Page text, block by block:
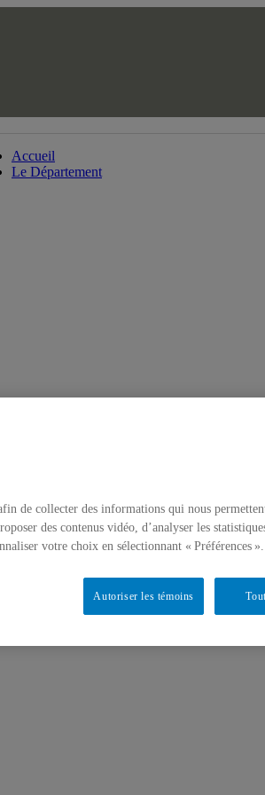
Accueil
Le Département
de collecter des informations qui nous
des contenus vidéo, d’analyser les
votre choix en sélectionnant « Préférences ».
Autoriser les témoins